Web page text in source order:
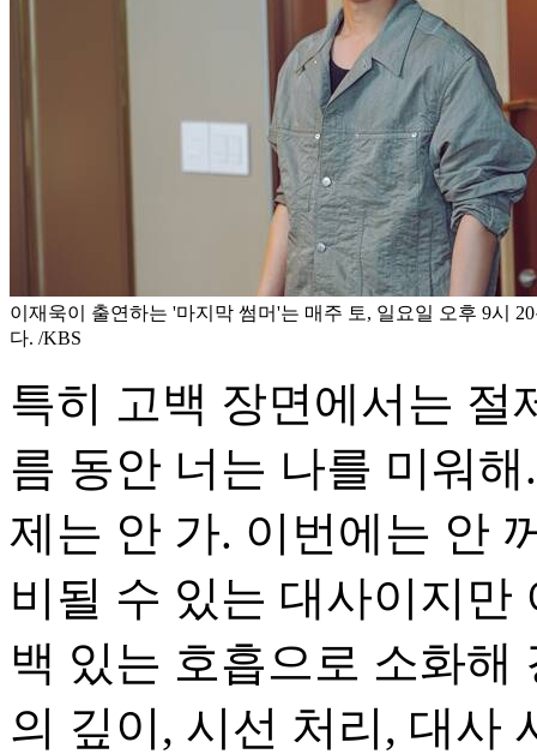
이재욱이 출연하는 '마지막 썸머'는 매주 토, 일요일 오후 9시
다. /KBS
특히 고백 장면에서는 절
름 동안 너는 나를 미워
제는 안 가. 이번에는 안
비될 수 있는 대사이지만
백 있는 호흡으로 소화해
의 깊이, 시선 처리, 대사